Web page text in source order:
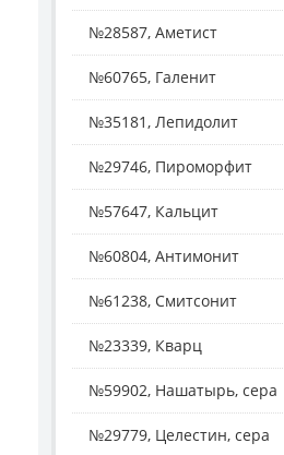
№28587, Аметист
№60765, Галенит
№35181, Лепидолит
№29746, Пироморфит
№57647, Кальцит
№60804, Антимонит
№61238, Смитсонит
№23339, Кварц
№59902, Нашатырь, сера
№29779, Целестин, сера